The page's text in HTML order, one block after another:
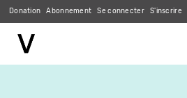
Donation Abonnement Se connecter S'inscrire